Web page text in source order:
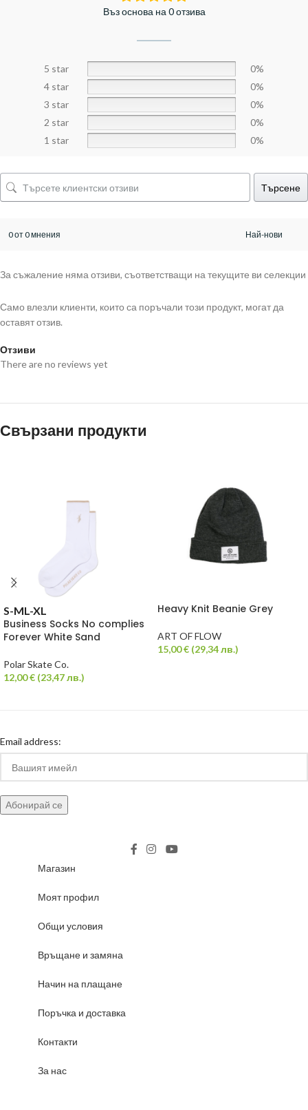
Въз основа на 0 отзива
5 star
0%
4 star
0%
3 star
0%
2 star
0%
1 star
0%
Търсене
0 от 0 мнения
За съжаление няма отзиви, съответстващи на текущите ви селекции
Отзиви
There are no reviews yet
Само влезли клиенти, които са поръчали този продукт, могат да
оставят отзив.
Свързани продукти
S-ML-XL
Business Socks No complies
Forever White Sand
Polar Skate Co.
12,00€ (23,47лв.)
Heavy Knit Beanie Grey
ART OF FLOW
15,00€ (29,34лв.)
Email address:
Магазин
Моят профил
Общи условия
Връщане и замяна
Начин на плащане
Поръчка и доставка
Контакти
За нас